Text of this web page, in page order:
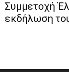
Συμμετοχή
εκδήλωση